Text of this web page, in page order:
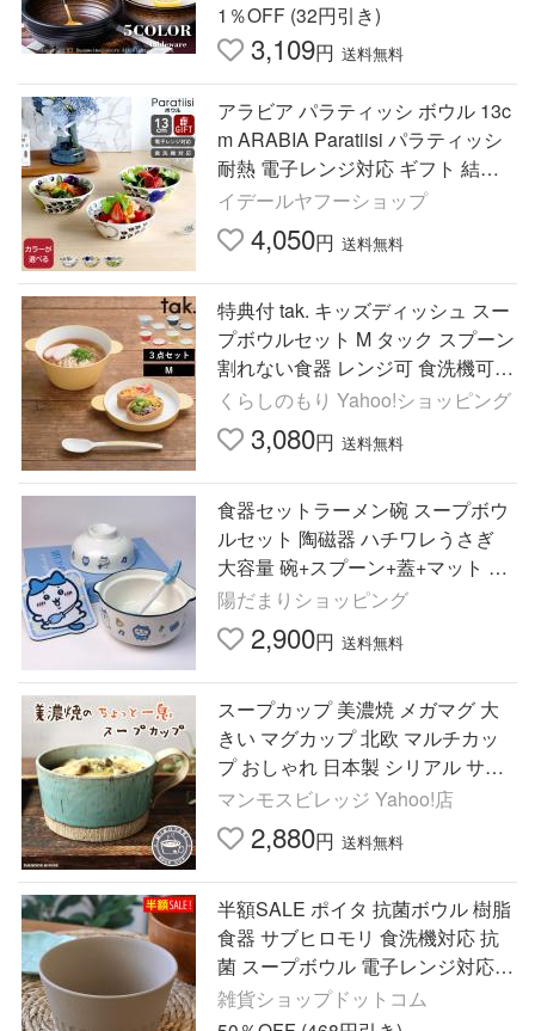
おしゃれ
1％OFF (32円引き)
3,109円 送料無料
アラビア パラティッシ ボウル 13c
m ARABIA Paratiisi パラティッシ
耐熱 電子レンジ対応 ギフト 結婚
祝い 贈り物 ブラパラ パラティッ
シイエロー 爆買
イデールヤフーショップ
4,050円 送料無料
特典付 tak. キッズディッシュ スー
プボウルセット M タック スプーン
割れない食器 レンジ可 食洗機可
子供食器 グレー ネイビー オレン
ジ イエロー JTN-0191
くらしのもり Yahoo!ショッピング
3,080円 送料無料
食器セットラーメン碗 スープボウ
ルセット 陶磁器 ハチワレうさぎ
大容量 碗+スプーン+蓋+マット 食
器ギフト
陽だまりショッピング
2,900円 送料無料
スープカップ 美濃焼 メガマグ 大
きい マグカップ 北欧 マルチカッ
プ おしゃれ 日本製 シリアル サラ
ダボール 丸い ボウル コップ カフ
ェ風 ターコイズ かわいい
マンモスビレッジ Yahoo!店
2,880円 送料無料
半額SALE ポイタ 抗菌ボウル 樹脂
食器 サブヒロモリ 食洗機対応 抗
菌 スープボウル 電子レンジ対応
お茶碗 大きめ お椀 おすすめ おし
ゃれ 日本製
雑貨ショップドットコム